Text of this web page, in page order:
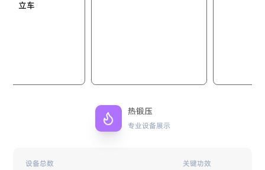
热锻压
专业设备展示
设备总数 关键功效